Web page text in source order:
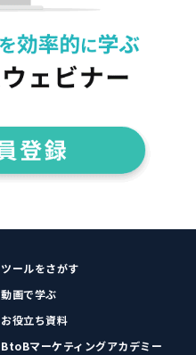
ツールをさがす
動画で学ぶ
お役立ち資料
BtoBマーケティングアカデミー